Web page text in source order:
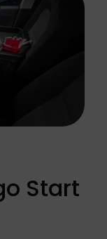
Start